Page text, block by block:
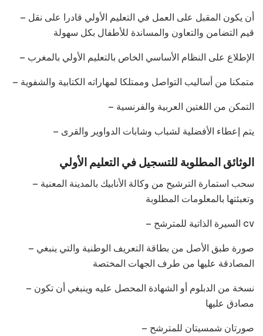
– أن يكون المقبل على العمل في التعليم الأولي قادرا على نقل
قيم التضامن والتعاون والمساندة للأطفال بكل سهولة
– الإطلاع على النظام الأساسي الخاص بالتعليم الأولي بالمغرب
– متمكنا من أساليب التواصل وممتلكا لمهاراته الكتابية والشفوية
– التمكن من اللغتين العربية والفرنسية
– يتم إعطاء الأفضلية لشباب وشابات الدواوير والقرى
الوثائق المطلوبة للتسجيل في التعليم الأولي
– سحب استمارة الترشيح من وكالة الأنابيك بالمدينة المعنية
وتعبئتها بالمعلومات المطلوبة
– السيرة الذاتية للمترشح cv
– صورة طبق الأصل من بطاقة التعريف الوطنية والتي ينبغي
المصادقة عليها من طرف الجهات المختصة
– نسخة من الدبلوم أو الشهادة المحصل عليه وينبغي أن تكون
مصادق عليها
– صورتان شمسيتان للمترشح